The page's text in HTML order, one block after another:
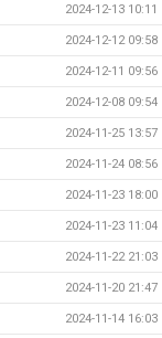
2024-12-13 10:11
2024-12-12 09:58
2024-12-11 09:56
2024-12-08 09:54
2024-11-25 13:57
2024-11-24 08:56
2024-11-23 18:00
2024-11-23 11:04
2024-11-22 21:03
2024-11-20 21:47
2024-11-14 16:03